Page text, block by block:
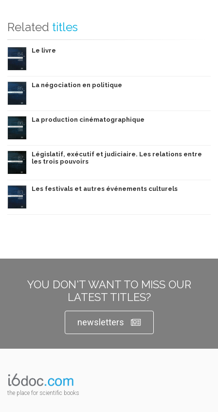
Related titles
Le livre
La négociation en politique
La production cinématographique
Législatif, exécutif et judiciaire. Les relations entre
les trois pouvoirs
Les festivals et autres événements culturels
YOU DON'T WANT TO MISS OUR
LATEST TITLES?
newsletters
the place for scientific books